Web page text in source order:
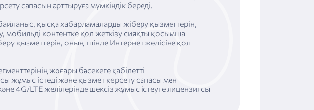
сапасын арттыруға мүмкіндік береді.
қысқа хабарламаларды жіберу қызметтерін,
контентке қол жеткізу сияқты қосымша
қызметтерін, оның ішінде Интернет желісіне қол
жоғары бәсекеге қабілетті
жұмыс істеді және қызмет көрсету сапасы мен
4G/LTE желілерінде шексіз жұмыс істеуге лицензиясы